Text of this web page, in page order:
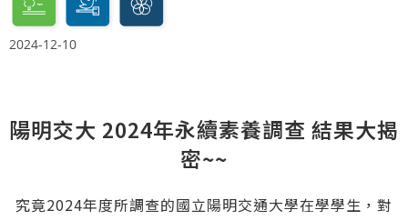
2024-12-10
陽明交大 2024年永續素養調查 結果大揭
密~~
究竟2024年度所調查的國立陽明交通大學在學學生，對